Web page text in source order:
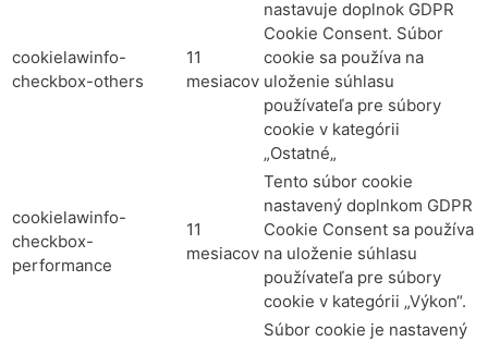
cookielawinfo-
checkbox-others
11
mesiacov
nastavuje doplnok GDPR
Cookie Consent. Súbor
cookie sa používa na
uloženie súhlasu
používateľa pre súbory
cookie v kategórii
„Ostatné„
cookielawinfo-
checkbox-
performance
11
mesiacov
Tento súbor cookie
nastavený doplnkom GDPR
Cookie Consent sa používa
na uloženie súhlasu
používateľa pre súbory
cookie v kategórii „Výkon“.
Súbor cookie je nastavený